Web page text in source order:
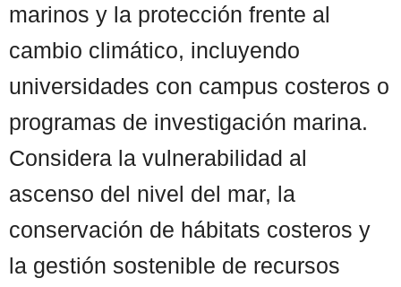
marinos y la protección frente al
cambio climático, incluyendo
universidades con campus costeros o
programas de investigación marina.
Considera la vulnerabilidad al
ascenso del nivel del mar, la
conservación de hábitats costeros y
la gestión sostenible de recursos